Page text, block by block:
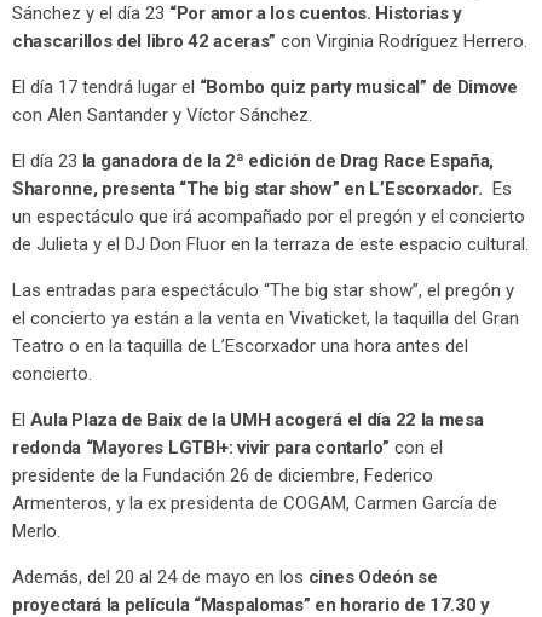
Sánchez y el día 23 “Por amor a los cuentos. Historias y
chascarillos del libro 42 aceras” con Virginia Rodríguez Herrero.
El día 17 tendrá lugar el “Bombo quiz party musical” de Dimove
con Alen Santander y Víctor Sánchez.
El día 23 la ganadora de la 2ª edición de Drag Race España,
Sharonne, presenta “The big star show” en L’Escorxador. Es
un espectáculo que irá acompañado por el pregón y el concierto
de Julieta y el DJ Don Fluor en la terraza de este espacio cultural.
Las entradas para espectáculo “The big star show”, el pregón y
el concierto ya están a la venta en Vivaticket, la taquilla del Gran
Teatro o en la taquilla de L’Escorxador una hora antes del
concierto.
El Aula Plaza de Baix de la UMH acogerá el día 22 la mesa
redonda “Mayores LGTBI+: vivir para contarlo” con el
presidente de la Fundación 26 de diciembre, Federico
Armenteros, y la ex presidenta de COGAM, Carmen García de
Merlo.
Además, del 20 al 24 de mayo en los cines Odeón se
proyectará la película “Maspalomas” en horario de 17.30 y